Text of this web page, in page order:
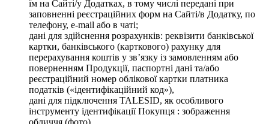
їм на Сайті/у Додатках, в тому числі передані при
заповненні реєстраційних форм на Сайті/в Додатку, по
телефону, e-mail або в чаті;
дані для здійснення розрахунків: реквізити банківської
картки, банківського (карткового) рахунку для
перерахування коштів у зв’язку із замовленням або
поверненням Продукції, паспортні дані та/або
реєстраційний номер облікової картки платника
податків («ідентифікаційний код»),
дані для підключення TALESID, як особливого
інструменту ідентифікації Покупця : зображення
обличчя (фото).